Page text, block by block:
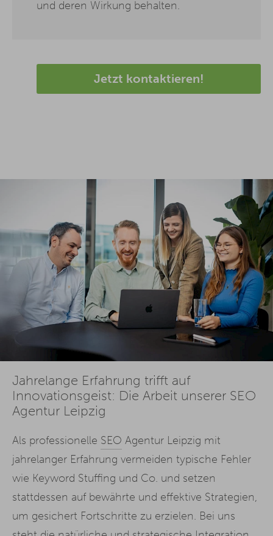
und deren Wirkung behalten.
Jetzt kontaktieren!
Jahrelange Erfahrung trifft auf
Innovationsgeist: Die Arbeit unserer SEO
Agentur Leipzig
Als professionelle SEO Agentur Leipzig mit
jahrelanger Erfahrung vermeiden typische Fehler
wie Keyword Stuffing und Co. und setzen
stattdessen auf bewährte und effektive Strategien,
um gesichert Fortschritte zu erzielen. Bei uns